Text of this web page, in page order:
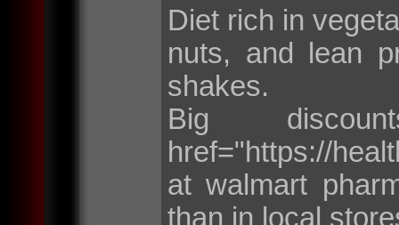
Diet rich in
nuts, and lean
shakes.
Big
href="https://
at walmart
than in local